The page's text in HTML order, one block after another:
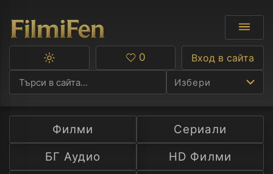
Избери
Ф
С
Превключване
тъмна
тема
Любими
0 Вход в сайта
Филми
Сериали
БГ Аудио
HD Филми